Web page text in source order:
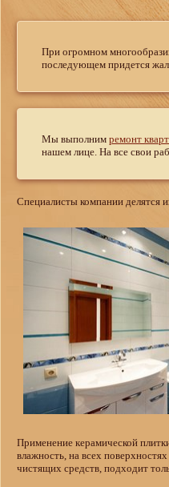
При огромном
последующем придется
Мы выполним ремонт
нашем лице. На все свои
Специалисты компании делятся
Применение керамической
влажность, на всех
чистящих средств, подходит